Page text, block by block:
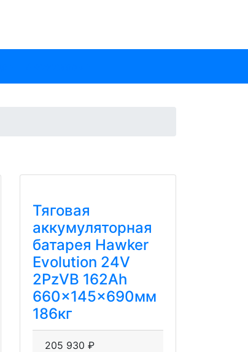
Тяговая
аккумуляторная
батарея Hawker
Evolution 24V
2PzVB 162Ah
660x145x690мм
186кг
205 930 ₽